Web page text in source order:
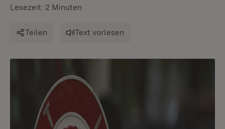
Lesezeit: 2 Minuten
Teilen Text vorlesen